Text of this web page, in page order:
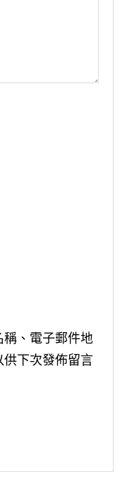
稱、電子郵件地
下次發佈留言